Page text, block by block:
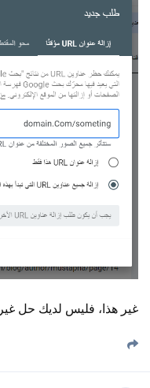
غير هذا، فليس لديك حل غير